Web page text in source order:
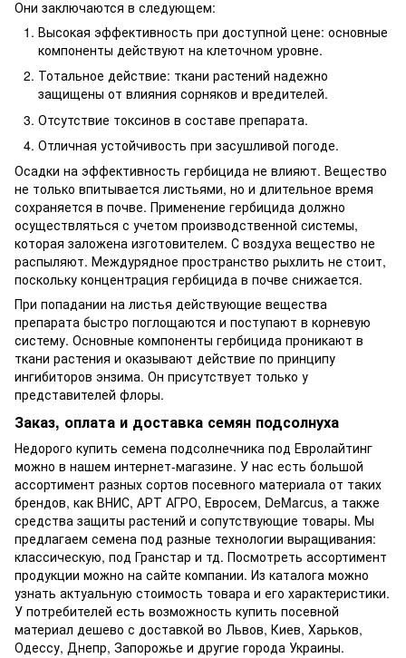
Они заключаются в следующем:
Высокая эффективность при доступной цене: основные
компоненты действуют на клеточном уровне.
Тотальное действие: ткани растений надежно
защищены от влияния сорняков и вредителей.
Отсутствие токсинов в составе препарата.
Отличная устойчивость при засушливой погоде.
Осадки на эффективность гербицида не влияют. Вещество
не только впитывается листьями, но и длительное время
сохраняется в почве. Применение гербицида должно
осуществляться с учетом производственной системы,
которая заложена изготовителем. С воздуха вещество не
распыляют. Междурядное пространство рыхлить не стоит,
поскольку концентрация гербицида в почве снижается.
При попадании на листья действующие вещества
препарата быстро поглощаются и поступают в корневую
систему. Основные компоненты гербицида проникают в
ткани растения и оказывают действие по принципу
ингибиторов энзима. Он присутствует только у
представителей флоры.
Заказ, оплата и доставка семян подсолнуха
Недорого купить семена подсолнечника под Евролайтинг
можно в нашем интернет-магазине. У нас есть большой
ассортимент разных сортов посевного материала от таких
брендов, как ВНИС, АРТ АГРО, Евросем, DeMarcus, а также
средства защиты растений и сопутствующие товары. Мы
предлагаем семена под разные технологии выращивания:
классическую, под Гранстар и тд. Посмотреть ассортимент
продукции можно на сайте компании. Из каталога можно
узнать актуальную стоимость товара и его характеристики.
У потребителей есть возможность купить посевной
материал дешево с доставкой во Львов, Киев, Харьков,
Одессу, Днепр, Запорожье и другие города Украины.